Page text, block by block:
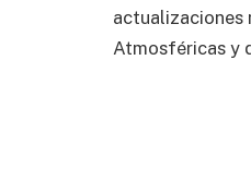
actualizaciones
Atmosféricas y